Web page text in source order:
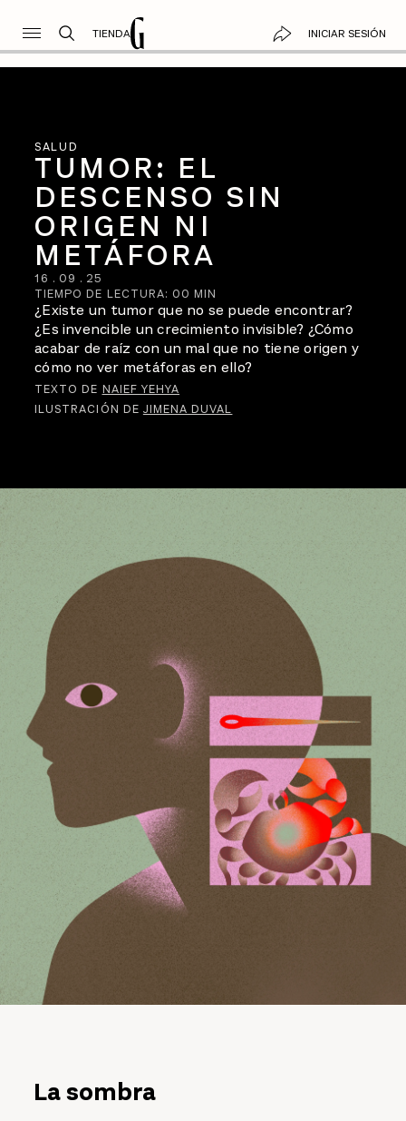
TIENDA INICIAR SESIÓN
SALUD
TUMOR: EL
DESCENSO SIN
ORIGEN NI
METÁFORA
16 . 09 . 25
TIEMPO DE LECTURA: 00 MIN
¿Existe un tumor que no se puede encontrar?
¿Es invencible un crecimiento invisible? ¿Cómo
acabar de raíz con un mal que no tiene origen y
cómo no ver metáforas en ello?
TEXTO DE NAIEF YEHYA
ILUSTRACIÓN DE JIMENA DUVAL
La sombra